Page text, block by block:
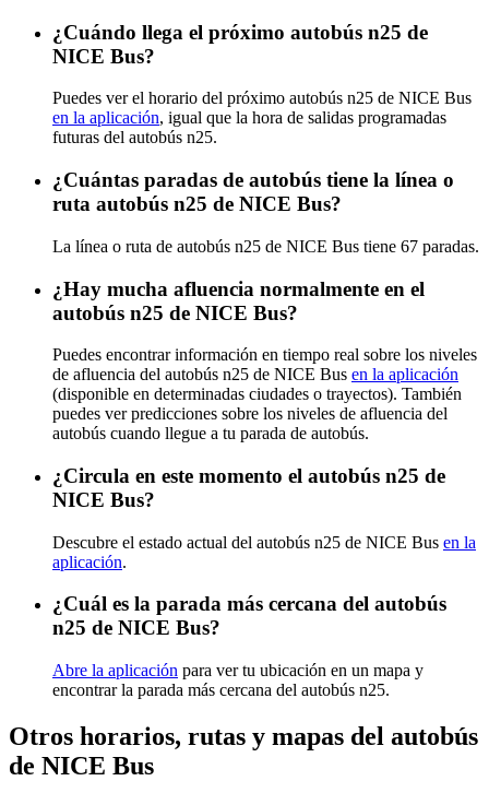
¿Cuándo llega el próximo autobús n25 de
NICE Bus?
Puedes ver el horario del próximo autobús n25 de NICE Bus
en la aplicación, igual que la hora de salidas programadas
futuras del autobús n25.
¿Cuántas paradas de autobús tiene la línea o
ruta autobús n25 de NICE Bus?
La línea o ruta de autobús n25 de NICE Bus tiene 67 paradas.
¿Hay mucha afluencia normalmente en el
autobús n25 de NICE Bus?
Puedes encontrar información en tiempo real sobre los niveles
de afluencia del autobús n25 de NICE Bus en la aplicación
(disponible en determinadas ciudades o trayectos). También
puedes ver predicciones sobre los niveles de afluencia del
autobús cuando llegue a tu parada de autobús.
¿Circula en este momento el autobús n25 de
NICE Bus?
Descubre el estado actual del autobús n25 de NICE Bus en la
aplicación.
¿Cuál es la parada más cercana del autobús
n25 de NICE Bus?
Abre la aplicación para ver tu ubicación en un mapa y
encontrar la parada más cercana del autobús n25.
Otros horarios, rutas y mapas del autobús
de NICE Bus